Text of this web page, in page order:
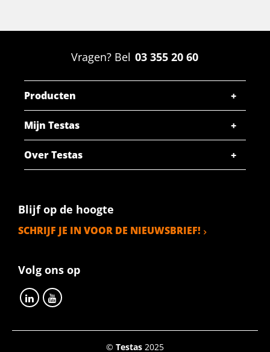
Vragen? Bel 03 355 20 60
Producten
Mijn Testas
Over Testas
Blijf op de hoogte
SCHRIJF JE IN VOOR DE NIEUWSBRIEF!
Volg ons op
© Testas 2025